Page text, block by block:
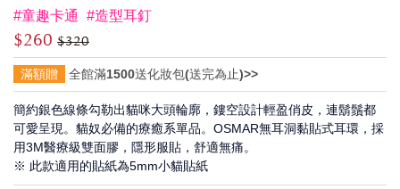
#童趣卡通 #造型耳釘
$260 $320
滿額贈 全館滿1500送化妝包(送完為止)>>
簡約銀色線條勾勒出貓咪大頭輪廓，鏤空設計輕盈俏皮，連鬍鬚都
可愛呈現。貓奴必備的療癒系單品。OSMAR無耳洞黏貼式耳環，採
用3M醫療級雙面膠，隱形服貼，舒適無痛。
※ 此款適用的貼紙為5mm小貓貼紙